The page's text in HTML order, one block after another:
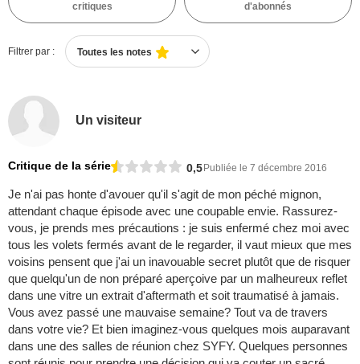
critiques
d'abonnés
Filtrer par : Toutes les notes
Un visiteur
Critique de la série 0,5Publiée le 7 décembre 2016
Je n'ai pas honte d'avouer qu'il s'agit de mon péché mignon,
attendant chaque épisode avec une coupable envie. Rassurez-
vous, je prends mes précautions : je suis enfermé chez moi avec
tous les volets fermés avant de le regarder, il vaut mieux que mes
voisins pensent que j'ai un inavouable secret plutôt que de risquer
que quelqu'un de non préparé aperçoive par un malheureux reflet
dans une vitre un extrait d'aftermath et soit traumatisé à jamais.
Vous avez passé une mauvaise semaine? Tout va de travers
dans votre vie? Et bien imaginez-vous quelques mois auparavant
dans une des salles de réunion chez SYFY. Quelques personnes